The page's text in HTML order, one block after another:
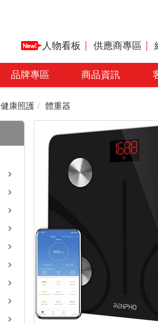
人物看板 供應商專區
品牌專區 商品資訊
健康照護 體重器